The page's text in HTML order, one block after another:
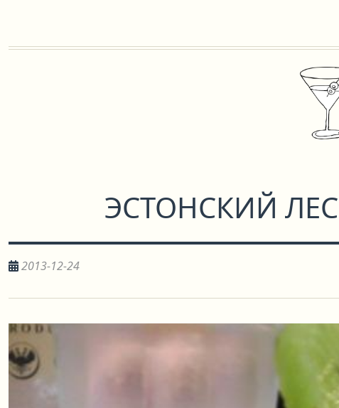
ЭСТОНСКИЙ
2013-12-24